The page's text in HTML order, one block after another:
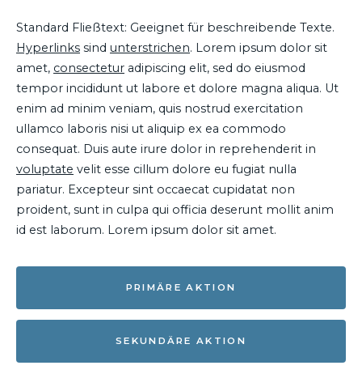
Standard Fließtext: Geeignet für beschreibende Texte.
Hyperlinks sind unterstrichen. Lorem ipsum dolor sit
amet, consectetur adipiscing elit, sed do eiusmod
tempor incididunt ut labore et dolore magna aliqua. Ut
enim ad minim veniam, quis nostrud exercitation
ullamco laboris nisi ut aliquip ex ea commodo
consequat. Duis aute irure dolor in reprehenderit in
voluptate velit esse cillum dolore eu fugiat nulla
pariatur. Excepteur sint occaecat cupidatat non
proident, sunt in culpa qui officia deserunt mollit anim
id est laborum. Lorem ipsum dolor sit amet.
PRIMÄRE AKTION
SEKUNDÄRE AKTION